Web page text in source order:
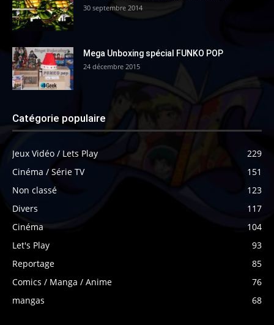
30 septembre 2014
Mega Unboxing spécial FUNKO POP
24 décembre 2015
Catégorie populaire
Jeux Vidéo / Lets Play
229
Cinéma / Série TV
151
Non classé
123
Divers
117
Cinéma
104
Let's Play
93
Reportage
85
Comics / Manga / Anime
76
mangas
68